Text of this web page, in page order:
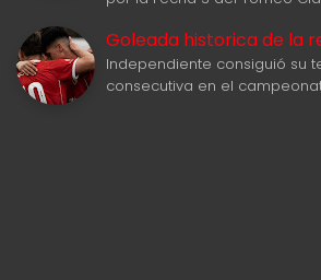
Goleada historica de la
Independiente consiguió su
consecutiva en el